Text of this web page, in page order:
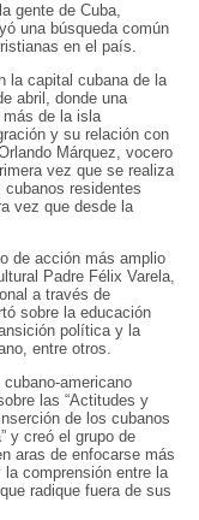
gente de Cuba,
una búsqueda común
en el país.
la capital cubana de la
abril, donde una
de la isla
y su relación con
Márquez, vocero
vez que se realiza
residentes
vez que desde la
de acción más amplio
Padre Félix Varela,
a través de
sobre la educación
política y la
entre otros.
americano
las “Actitudes y
de los cubanos
y creó el grupo de
aras de enfocarse más
comprensión entre la
radique fuera de sus